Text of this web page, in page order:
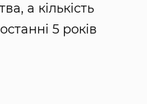
а кількість
5 років